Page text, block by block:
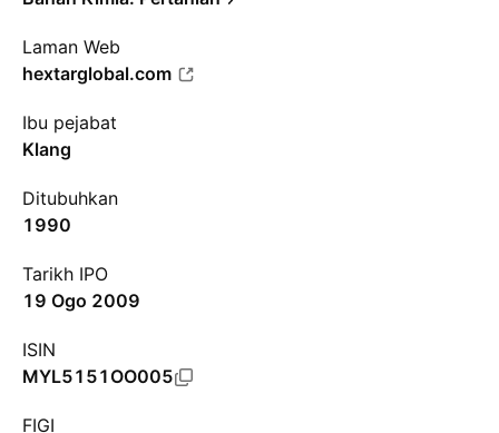
Laman Web
hextarglobal.com
Ibu pejabat
Klang
Ditubuhkan
1990
Tarikh IPO
19 Ogo 2009
ISIN
MYL5151OO005
FIGI